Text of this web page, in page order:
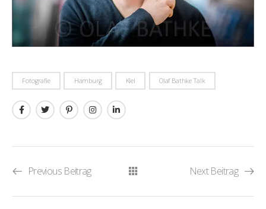
Fotografie Hamburg Kiel Olaf Bathke Talk
Previous Beitrag Next Beitrag